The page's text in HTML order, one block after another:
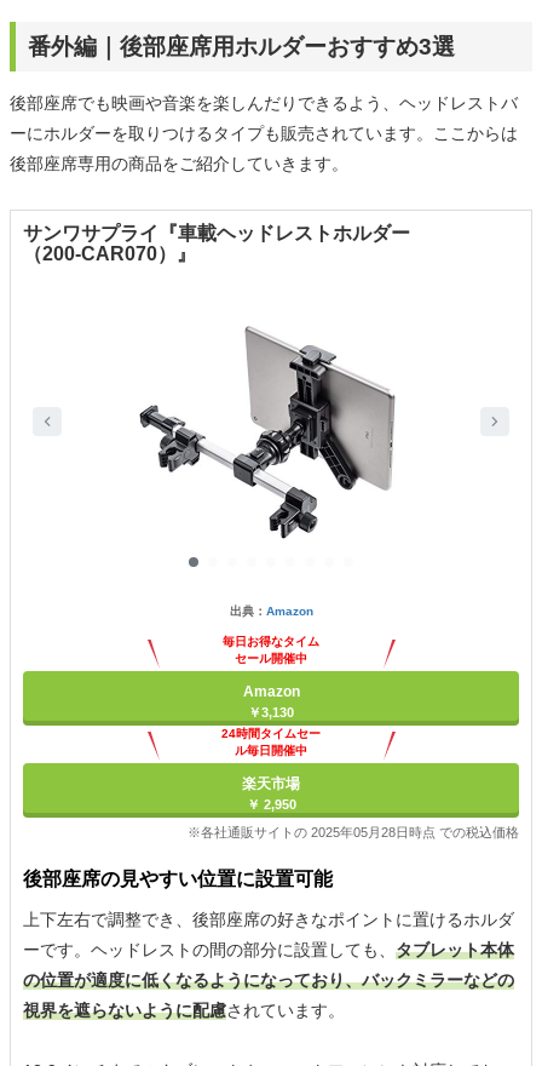
番外編｜後部座席用ホルダーおすすめ3選
後部座席でも映画や音楽を楽しんだりできるよう、ヘッドレストバ
ーにホルダーを取りつけるタイプも販売されています。ここからは
後部座席専用の商品をご紹介していきます。
サンワサプライ『車載ヘッドレストホルダー
（200-CAR070）』
出典： Amazon
毎日お得なタイム
セール開催中
Amazon
￥3,130
24時間タイムセー
ル毎日開催中
楽天市場
￥ 2,950
※各社通販サイトの 2025年05月28日時点 での税込価格
後部座席の見やすい位置に設置可能
上下左右で調整でき、後部座席の好きなポイントに置けるホルダ
ーです。ヘッドレストの間の部分に設置しても、 タブレット本体
の位置が適度に低くなるようになっており、バックミラーなどの
視界を遮らないように配慮されています。